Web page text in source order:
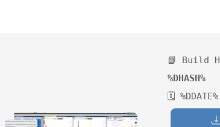
📘 Build
%DHASH%
🗓 %DDATE%